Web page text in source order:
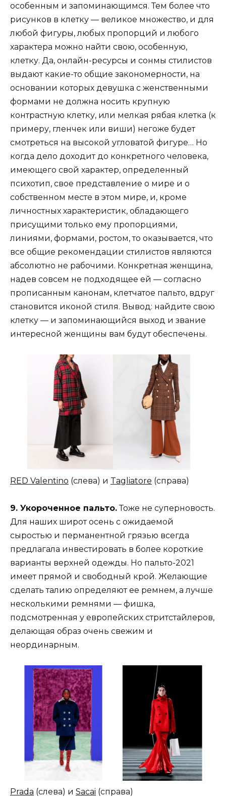
особенным и запоминающимся. Тем более что
рисунков в клетку — великое множество, и для
любой фигуры, любых пропорций и любого
характера можно найти свою, особенную,
клетку. Да, онлайн-ресурсы и сонмы стилистов
выдают какие-то общие закономерности, на
основании которых девушка с женственными
формами не должна носить крупную
контрастную клетку, или мелкая рябая клетка (к
примеру, гленчек или виши) негоже будет
смотреться на высокой угловатой фигуре… Но
когда дело доходит до конкретного человека,
имеющего свой характер, определенный
психотип, свое представление о мире и о
собственном месте в этом мире, и, кроме
личностных характеристик, обладающего
присущими только ему пропорциями,
линиями, формами, ростом, то оказывается, что
все общие рекомендации стилистов являются
абсолютно не рабочими. Конкретная женщина,
надев совсем не подходящее ей — согласно
прописанным канонам, клетчатое пальто, вдруг
становится иконой стиля. Вывод: найдите свою
клетку — и запоминающийся выход и звание
интересной женщины вам будут обеспечены.
RED Valentino (слева) и Tagliatore (справа)
9. Укороченное пальто.Тоже не суперновость.
Для наших широт осень с ожидаемой
сыростью и перманентной грязью всегда
предлагала инвестировать в более короткие
варианты верхней одежды. Но пальто-2021
имеет прямой и свободный крой. Желающие
сделать талию определяют ее ремнем, а лучше
несколькими ремнями — фишка,
подсмотренная у европейских стритстайлеров,
делающая образ очень свежим и
неординарным.
Prada (слева) и Sacai (справа)